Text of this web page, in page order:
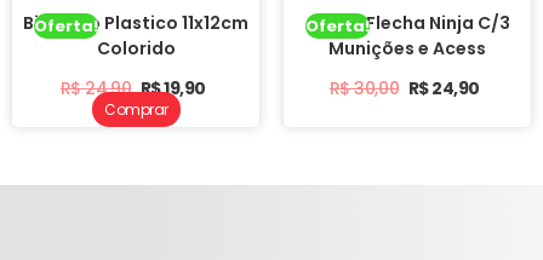
Oferta!
Binoculo Plastico 11x12cm
Colorido
R$24,90 R$19,90
Oferta!
Arco e Flecha Ninja C/3
Munições e Acess
R$30,00 R$24,90
Comprar